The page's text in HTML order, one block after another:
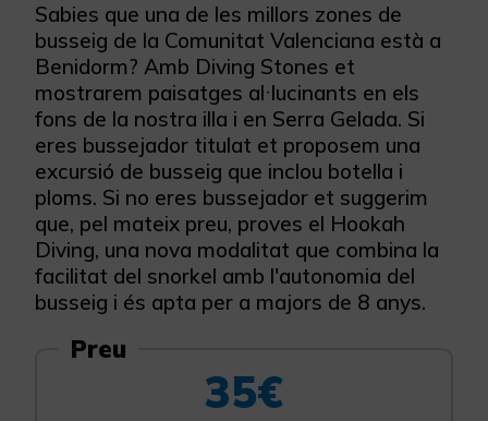
Sabies que una de les millors zones de
busseig de la Comunitat Valenciana està a
Benidorm? Amb Diving Stones et
mostrarem paisatges al·lucinants en els
fons de la nostra illa i en Serra Gelada. Si
eres bussejador titulat et proposem una
excursió de busseig que inclou botella i
ploms. Si no eres bussejador et suggerim
que, pel mateix preu, proves el Hookah
Diving, una nova modalitat que combina la
facilitat del snorkel amb l'autonomia del
busseig i és apta per a majors de 8 anys.
Preu
35€